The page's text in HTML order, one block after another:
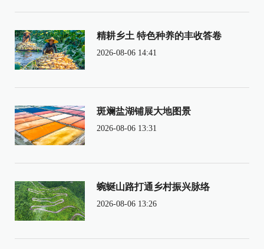
精耕乡土 特色种养的丰收答卷
2026-08-06 14:41
斑斓盐湖铺展大地图景
2026-08-06 13:31
蜿蜒山路打通乡村振兴脉络
2026-08-06 13:26